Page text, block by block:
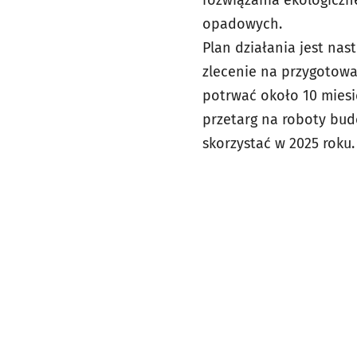
opadowych.
Plan działania jest
zlecenie na
potrwać około 10
przetarg na roboty
skorzystać w 2025 roku.